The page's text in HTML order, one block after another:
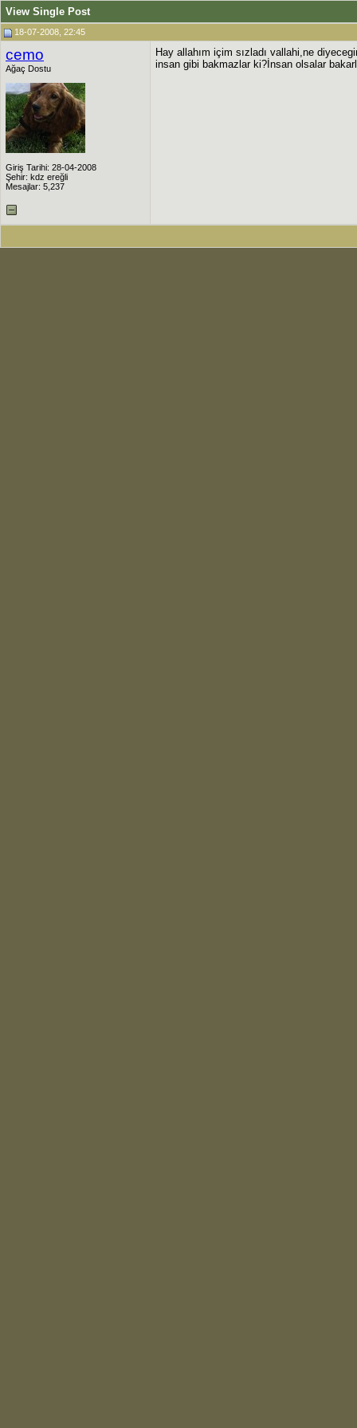
View Single Post
18-07-2008, 22:45
cemo
Ağaç Dostu
Giriş Tarihi: 28-04-2008
Şehir: kdz ereğli
Mesajlar: 5,237
Hay allahım içim sızladı vallahi,ne
insan gibi bakmazlar ki?İnsan olsalar